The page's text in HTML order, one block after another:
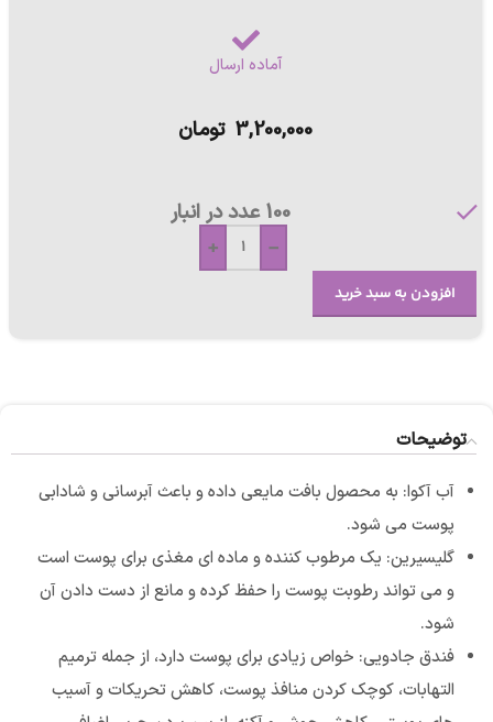
آماده ارسال
3,200,000 تومان
100 عدد در انبار
-
+
افزودن به سبد خرید
توضیحات
آب آکوا: به محصول بافت مایعی داده و باعث آبرسانی و شادابی
پوست می شود.
گلیسیرین: یک مرطوب کننده و ماده ای مغذی برای پوست است
و می تواند رطوبت پوست را حفظ کرده و مانع از دست دادن آن
شود.
فندق جادویی: خواص زیادی برای پوست دارد، از جمله ترمیم
التهابات، کوچک کردن منافذ پوست، کاهش تحریکات و آسیب